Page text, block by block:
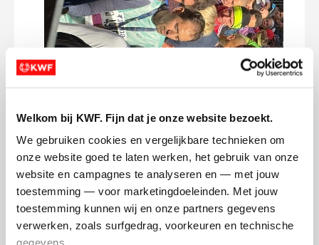
Welkom bij KWF. Fijn dat je onze website bezoekt.
We gebruiken cookies en vergelijkbare technieken om
onze website goed te laten werken, het gebruik van onze
website en campagnes te analyseren en — met jouw
toestemming — voor marketingdoeleinden. Met jouw
toestemming kunnen wij en onze partners gegevens
verwerken, zoals surfgedrag, voorkeuren en technische
gegevens.